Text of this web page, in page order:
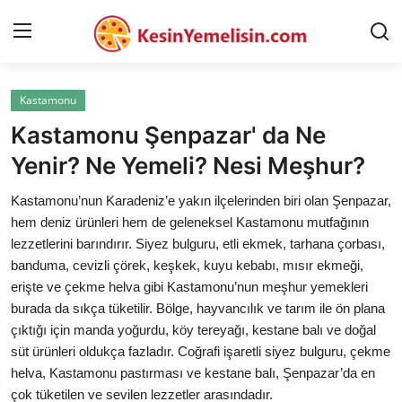
AnaSayfa
Gizlilik Sözleşmesi
Rüya Tabirleri
Diyet & Sağlıklı Beslenme
İletişim
Şehirler
Helal Gıda & Dini Hükümler
Gıda Güvenliği & Bilimi
Kastamonu
Kastamonu Şenpazar' da Ne
Yenir? Ne Yemeli? Nesi Meşhur?
Kastamonu’nun Karadeniz’e yakın ilçelerinden biri olan Şenpazar,
hem deniz ürünleri hem de geleneksel Kastamonu mutfağının
lezzetlerini barındırır. Siyez bulguru, etli ekmek, tarhana çorbası,
banduma, cevizli çörek, keşkek, kuyu kebabı, mısır ekmeği,
erişte ve çekme helva gibi Kastamonu’nun meşhur yemekleri
burada da sıkça tüketilir. Bölge, hayvancılık ve tarım ile ön plana
çıktığı için manda yoğurdu, köy tereyağı, kestane balı ve doğal
süt ürünleri oldukça fazladır. Coğrafi işaretli siyez bulguru, çekme
helva, Kastamonu pastırması ve kestane balı, Şenpazar’da en
çok tüketilen ve sevilen lezzetler arasındadır.